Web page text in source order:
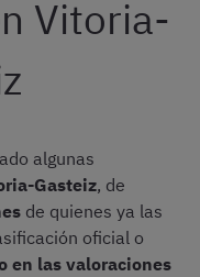
Vitoria-
algunas
Gasteiz, de
de quienes ya las
oficial o
en las valoraciones